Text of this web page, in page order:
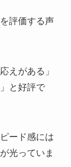
評価する声
えがある」
と好評で
ード感には
光っていま